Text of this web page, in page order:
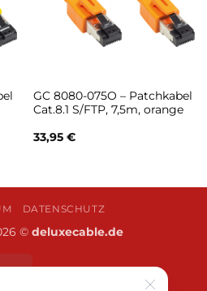
GC 8080-075O – Patchkabel
Cat.8.1 S/FTP, 7,5m, orange
33,95 €
DATENSCHUTZ
© deluxecable.de